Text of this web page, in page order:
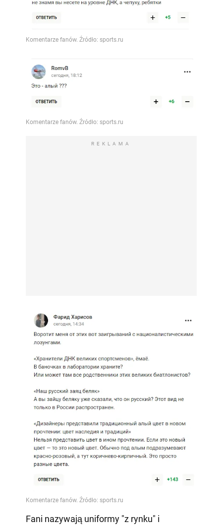
REKLAMA
Fani nazywają uniformy "z rynku" i